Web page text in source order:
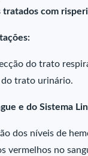
tratados com
do trato
trato urinário.
e do Sistema
dos níveis de
vermelhos no